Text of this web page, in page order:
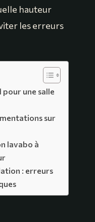
hauteur
les erreurs
une salle
sur
lavabo à
: erreurs